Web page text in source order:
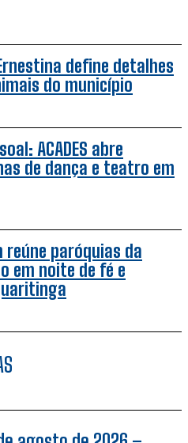
define detalhes
do município
ACADES abre
de dança e teatro em
reúne paróquias da
em noite de fé e